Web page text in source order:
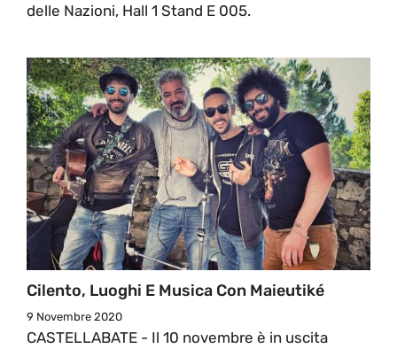
delle Nazioni, Hall 1 Stand E 005.
Cilento, Luoghi E Musica Con Maieutiké
9 Novembre 2020
CASTELLABATE - Il 10 novembre è in uscita